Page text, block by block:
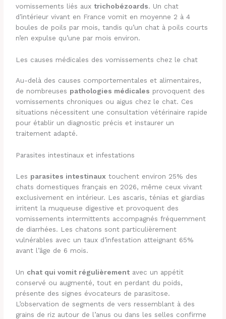
vomissements liés auxtrichobézoards. Un chat
d’intérieur vivant en France vomit en moyenne 2 à 4
boules de poils par mois, tandis qu’un chat à poils courts
n’en expulse qu’une par mois environ.
Les causes médicales des vomissements chez le chat
Au-delà des causes comportementales et alimentaires,
de nombreuses pathologies médicales provoquent des
vomissements chroniques ou aigus chez le chat. Ces
situations nécessitent une consultation vétérinaire rapide
pour établir un diagnostic précis et instaurer un
traitement adapté.
Parasites intestinaux et infestations
Les parasites intestinaux touchent environ 25% des
chats domestiques français en 2026, même ceux vivant
exclusivement en intérieur. Les ascaris, ténias et giardias
irritent la muqueuse digestive et provoquent des
vomissements intermittents accompagnés fréquemment
de diarrhées. Les chatons sont particulièrement
vulnérables avec un taux d’infestation atteignant 65%
avant l’âge de 6 mois.
Un chat qui vomit régulièrement avec un appétit
conservé ou augmenté, tout en perdant du poids,
présente des signes évocateurs de parasitose.
L’observation de segments de vers ressemblant à des
grains de riz autour de l’anus ou dans les selles confirme